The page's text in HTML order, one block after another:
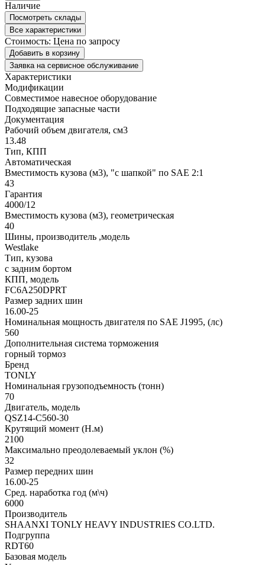
Наличие
Посмотреть склады
Все характеристики
Стоимость: Цена по запросу
Добавить в корзину
Заявка на сервисное обслуживание
Характеристики
Модификации
Совместимое навесное оборудование
Подходящие запасные части
Документация
Рабочий объем двигателя, см3
13.48
Тип, КПП
Автоматическая
Вместимость кузова (м3), "с шапкой" по SAE 2:1
43
Гарантия
4000/12
Вместимость кузова (м3), геометрическая
40
Шины, производитель ,модель
Westlake
Тип, кузова
с задним бортом
КПП, модель
FC6A250DPRT
Размер задних шин
16.00-25
Номинальная мощность двигателя по SAE J1995, (лс)
560
Дополнительная система торможения
горный тормоз
Бренд
TONLY
Номинальная грузоподъемность (тонн)
70
Двигатель, модель
QSZ14-C560-30
Крутящий момент (Н.м)
2100
Максимально преодолеваемый уклон (%)
32
Размер передних шин
16.00-25
Сред. наработка год (м\ч)
6000
Производитель
SHAANXI TONLY HEAVY INDUSTRIES CO.LTD.
Подгруппа
RDT60
Базовая модель